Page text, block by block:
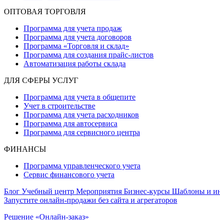
ОПТОВАЯ ТОРГОВЛЯ
Программа для учета продаж
Программа для учета договоров
Программа «Торговля и склад»
Программа для создания прайс‑листов
Автоматизация работы склада
ДЛЯ СФЕРЫ УСЛУГ
Программа для учета в общепите
Учет в строительстве
Программа для учета расходников
Программа для автосервиса
Программа для сервисного центра
ФИНАНСЫ
Программа управленческого учета
Сервис финансового учета
Блог Учебный центр Мероприятия Бизнес-курсы Шаблоны и
Запустите онлайн-продажи без сайта и агрегаторов
Решение «Онлайн-заказ»